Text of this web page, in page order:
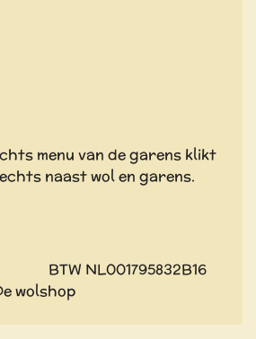
menu van de garens klikt
naast wol en garens.
BTW NL001795832B16